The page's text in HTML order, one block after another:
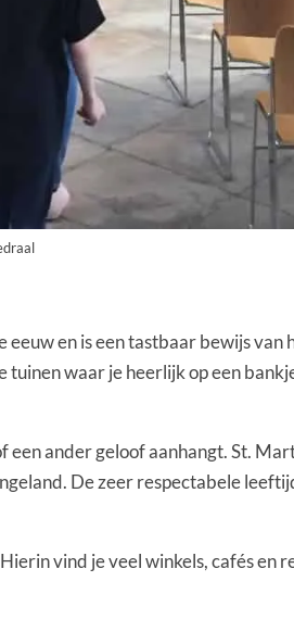
en is een tastbaar bewijs
waar je heerlijk op een
ander geloof aanhangt. St.
De zeer respectabele
vind je veel winkels, cafés en